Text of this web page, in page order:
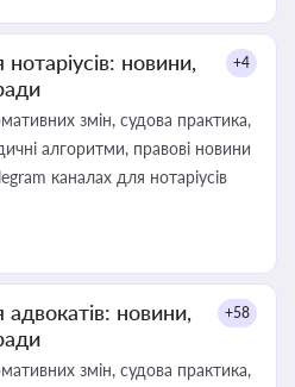
новини,
+4
змін, судова практика,
алгоритми, правові новини
каналах для нотаріусів
новини,
+58
змін, судова практика,